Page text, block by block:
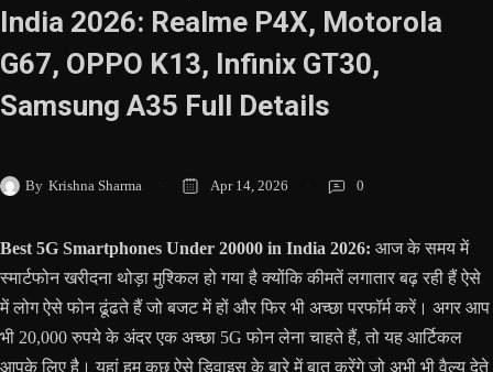
India 2026: Realme P4X, Motorola
G67, OPPO K13, Infinix GT30,
Samsung A35 Full Details
By Krishna Sharma Apr 14, 2026 0
Best 5G Smartphones Under 20000 in India 2026: आज के समय में
स्मार्टफोन खरीदना थोड़ा मुश्किल हो गया है क्योंकि कीमतें लगातार बढ़ रही हैं ऐसे
में लोग ऐसे फोन ढूंढते हैं जो बजट में हों और फिर भी अच्छा परफॉर्म करें। अगर आप
भी 20,000 रुपये के अंदर एक अच्छा 5G फोन लेना चाहते हैं, तो यह आर्टिकल
आपके लिए है। यहां हम कुछ ऐसे डिवाइस के बारे में बात करेंगे जो अभी भी वैल्यू देते